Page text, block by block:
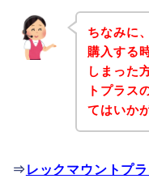
ちなみに
購入する
しまった
トプラス
てはいか
⇒ レックマウントプ